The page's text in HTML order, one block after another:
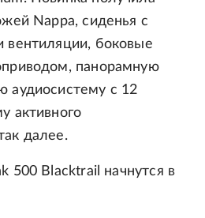
Nappa, сиденья с
вентиляции, боковые
панорамную
аудиосистему с 12
активного
далее.
500 Blacktrail начнутся в